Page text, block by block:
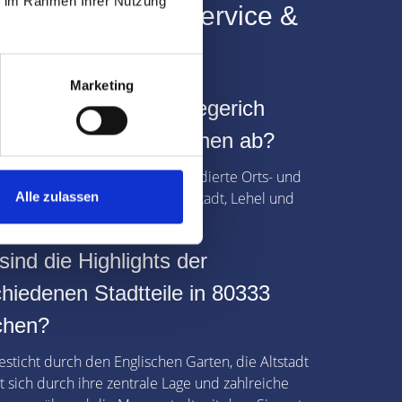
Marketing
Alle zulassen
Wissen, Service &
Stadtteile deckt Hegerich
in 80333 München ab?
besitzen fundierte Orts- und
in den Stadtteilen Altstadt, Lehel und
die Highlights der
Stadtteile in 80333
durch den Englischen Garten, die Altstadt
sich durch ihre zentrale Lage und zahlreiche